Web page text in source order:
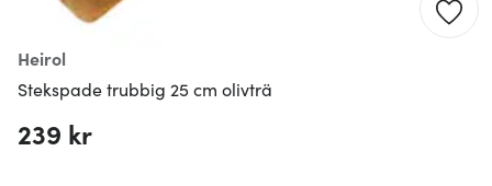
Heirol
Stekspade trubbig 25 cm olivträ
239 kr